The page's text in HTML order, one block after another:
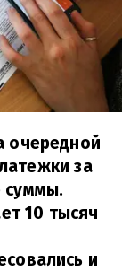
очередной
за
суммы.
10 тысяч
и